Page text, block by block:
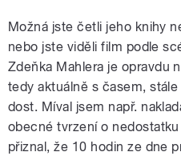
Možná jste četli jeho knihy
nebo jste viděli film podle
Zdeňka Mahlera je opravdu
tedy aktuálně s časem,
dost. Míval jsem např.
obecné tvrzení o
přiznal, že 10 hodin ze dne